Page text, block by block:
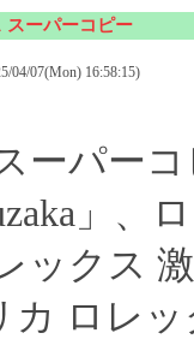
スーパーコピー
04/07(Mon) 16:58:15)
ーパー
」、
ックス
カ ロレ